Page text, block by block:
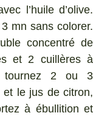
l’huile d’olive.
mn sans colorer.
concentré de
et 2 cuillères à
tournez 2 ou 3
le jus de citron,
à ébullition et